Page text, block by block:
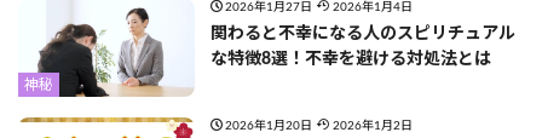
神秘
2026年1月27日 2026年1月4日
関わると不幸になる人のスピリチュアル
な特徴8選！不幸を避ける対処法とは
2026年1月20日 2026年1月2日